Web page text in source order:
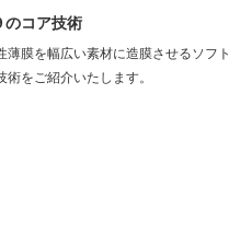
のコア技術
薄膜を幅広い素材に造膜させるソフト
術をご紹介いたします。